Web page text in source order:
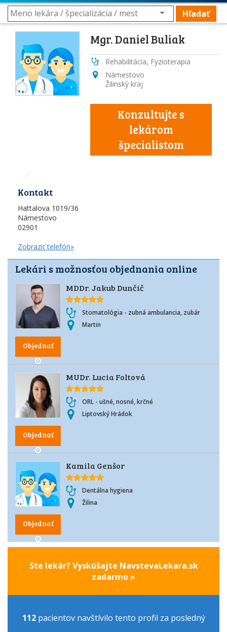
Hľadať
Mgr. Daniel Buliak
Rehabilitácia, Fyzioterapia
Námestovo
Žilinský kraj
Konzultujte s
lekárom
špecialistom
Kontakt
Hattalova 1019/36
Námestovo
02901
Zobraziť telefón»
Lekári s možnosťou objednania online
Objednať
MDDr. Jakub Dunčič
Stomatológia - zubná ambulancia, zubár
Martin
Objednať
MUDr. Lucia Foltová
ORL - ušné, nosné, krčné
Liptovský Hrádok
Objednať
Kamila Genšor
Dentálna hygiena
Žilina
Ste lekár? Vyskúšajte NavstevaLekara.sk
zadarmo »
112pacientov navštívilo tento profil za posledný